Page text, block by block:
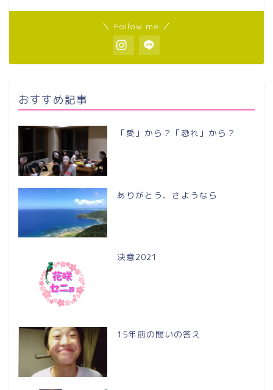
＼ Follow me ／
おすすめ記事
「愛」から？「恐れ」から？
ありがとう、さようなら
決意2021
15年前の問いの答え